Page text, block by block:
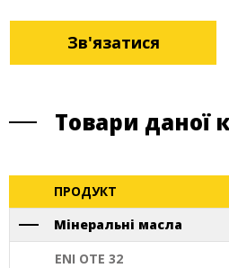
Зв'язатися
Товари даної
ПРОДУКТ
Мінеральні масла
ENI OTE 32